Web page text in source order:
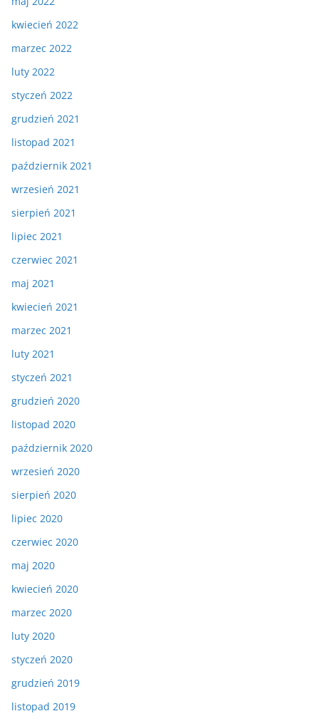
kwiecień 2022
marzec 2022
luty 2022
styczeń 2022
grudzień 2021
listopad 2021
październik 2021
wrzesień 2021
sierpień 2021
lipiec 2021
czerwiec 2021
maj 2021
kwiecień 2021
marzec 2021
luty 2021
styczeń 2021
grudzień 2020
listopad 2020
październik 2020
wrzesień 2020
sierpień 2020
lipiec 2020
czerwiec 2020
maj 2020
kwiecień 2020
marzec 2020
luty 2020
styczeń 2020
grudzień 2019
listopad 2019